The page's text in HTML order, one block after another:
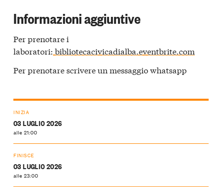
Informazioni aggiuntive
Per prenotare i
laboratori: bibliotecacivicadialba.eventbrite.com
Per prenotare scrivere un messaggio whatsapp
INIZIA
03 LUGLIO 2026
alle 21:00
FINISCE
03 LUGLIO 2026
alle 23:00